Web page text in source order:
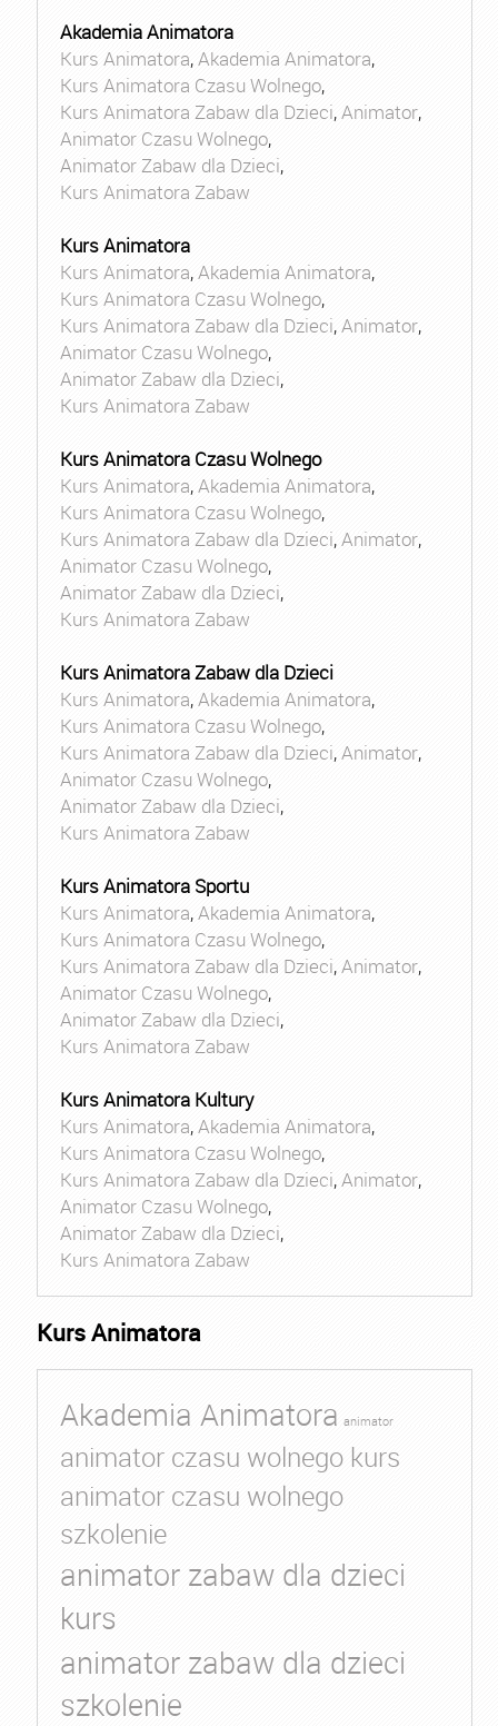
Akademia Animatora
Kurs Animatora,Akademia Animatora,
Kurs Animatora Czasu Wolnego,
Kurs Animatora Zabaw dla Dzieci,Animator,
Animator Czasu Wolnego,
Animator Zabaw dla Dzieci,
Kurs Animatora Zabaw
Kurs Animatora
Kurs Animatora,Akademia Animatora,
Kurs Animatora Czasu Wolnego,
Kurs Animatora Zabaw dla Dzieci,Animator,
Animator Czasu Wolnego,
Animator Zabaw dla Dzieci,
Kurs Animatora Zabaw
Kurs Animatora Czasu Wolnego
Kurs Animatora,Akademia Animatora,
Kurs Animatora Czasu Wolnego,
Kurs Animatora Zabaw dla Dzieci,Animator,
Animator Czasu Wolnego,
Animator Zabaw dla Dzieci,
Kurs Animatora Zabaw
Kurs Animatora Zabaw dla Dzieci
Kurs Animatora,Akademia Animatora,
Kurs Animatora Czasu Wolnego,
Kurs Animatora Zabaw dla Dzieci,Animator,
Animator Czasu Wolnego,
Animator Zabaw dla Dzieci,
Kurs Animatora Zabaw
Kurs Animatora Sportu
Kurs Animatora,Akademia Animatora,
Kurs Animatora Czasu Wolnego,
Kurs Animatora Zabaw dla Dzieci,Animator,
Animator Czasu Wolnego,
Animator Zabaw dla Dzieci,
Kurs Animatora Zabaw
Kurs Animatora Kultury
Kurs Animatora,Akademia Animatora,
Kurs Animatora Czasu Wolnego,
Kurs Animatora Zabaw dla Dzieci,Animator,
Animator Czasu Wolnego,
Animator Zabaw dla Dzieci,
Kurs Animatora Zabaw
Kurs Animatora
Akademia Animatora animator
animator czasu wolnego kurs
animator czasu wolnego
szkolenie
animator zabaw dla dzieci
kurs
animator zabaw dla dzieci
szkolenie